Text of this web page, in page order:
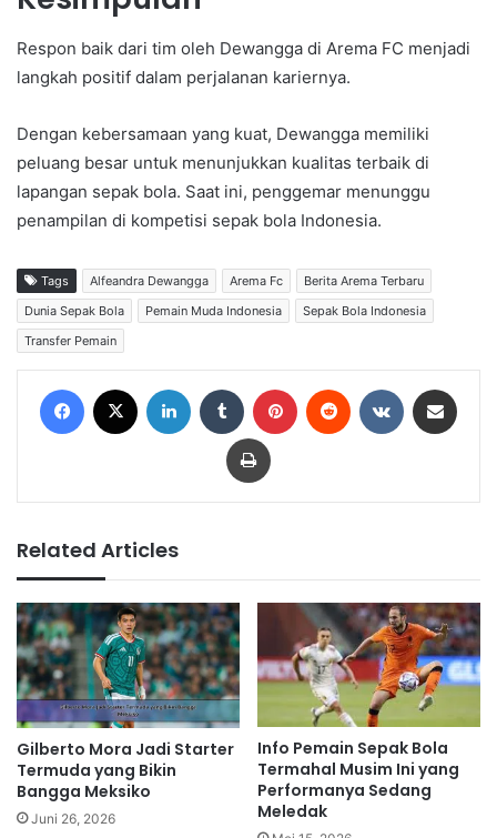
Respon baik dari tim oleh Dewangga di Arema FC menjadi
langkah positif dalam perjalanan kariernya.
Dengan kebersamaan yang kuat, Dewangga memiliki
peluang besar untuk menunjukkan kualitas terbaik di
lapangan sepak bola. Saat ini, penggemar menunggu
penampilan di kompetisi sepak bola Indonesia.
Tags Alfeandra Dewangga Arema Fc
Berita Arema Terbaru
Dunia Sepak Bola
Pemain Muda Indonesia
Sepak Bola Indonesia
Transfer Pemain
Print
Related Articles
Gilberto Mora Jadi Starter
Termuda yang Bikin
Bangga Meksiko
Juni 26, 2026
Info Pemain Sepak Bola
Termahal Musim Ini yang
Performanya Sedang
Meledak